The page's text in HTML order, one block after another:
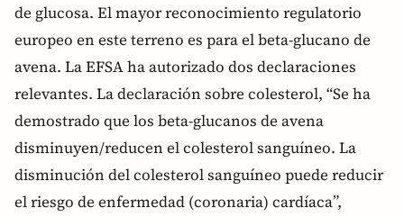
de glucosa. El mayor reconocimiento regulatorio
europeo en este terreno es para el beta-glucano de
avena. La EFSA ha autorizado dos declaraciones
relevantes. La declaración sobre colesterol, “Se ha
demostrado que los beta-glucanos de avena
disminuyen/reducen el colesterol sanguíneo. La
disminución del colesterol sanguíneo puede reducir
el riesgo de enfermedad (coronaria) cardíaca”,